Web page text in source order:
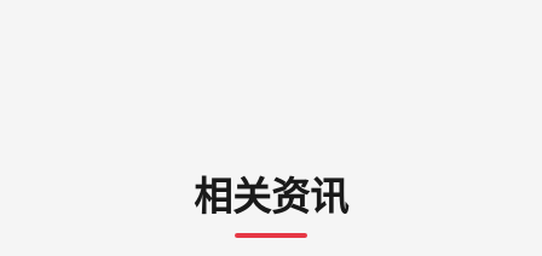
相关资讯